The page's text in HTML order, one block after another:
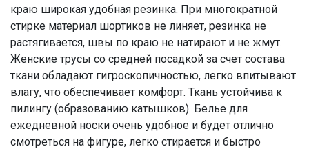
краю широкая удобная резинка. При многократной
стирке материал шортиков не линяет, резинка не
растягивается, швы по краю не натирают и не жмут.
Женские трусы со средней посадкой за счет состава
ткани обладают гигроскопичностью, легко впитывают
влагу, что обеспечивает комфорт. Ткань устойчива к
пилингу (образованию катышков). Белье для
ежедневной носки очень удобное и будет отлично
смотреться на фигуре, легко стирается и быстро